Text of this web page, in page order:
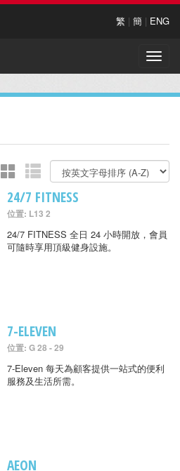
繁 | 簡 | ENG
Toggle
24/7 FITNESS
位置: L13 2
24/7 FITNESS 全日 24 小時開放，會員
可隨時享用頂級健身設施。
7-ELEVEN
位置: G 28 - 29
7-Eleven 每天為顧客提供一站式的便利
服務及生活所需。
AEON